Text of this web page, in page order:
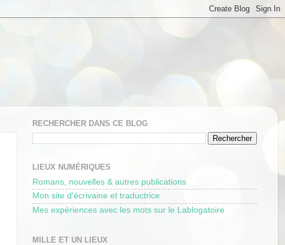
RECHERCHER DANS CE BLOG
LIEUX NUMÉRIQUES
Romans, nouvelles & autres publications
Mon site d'écrivaine et traductrice
Mes expériences avec les mots sur le Lablogatoire
MILLE ET UN LIEUX